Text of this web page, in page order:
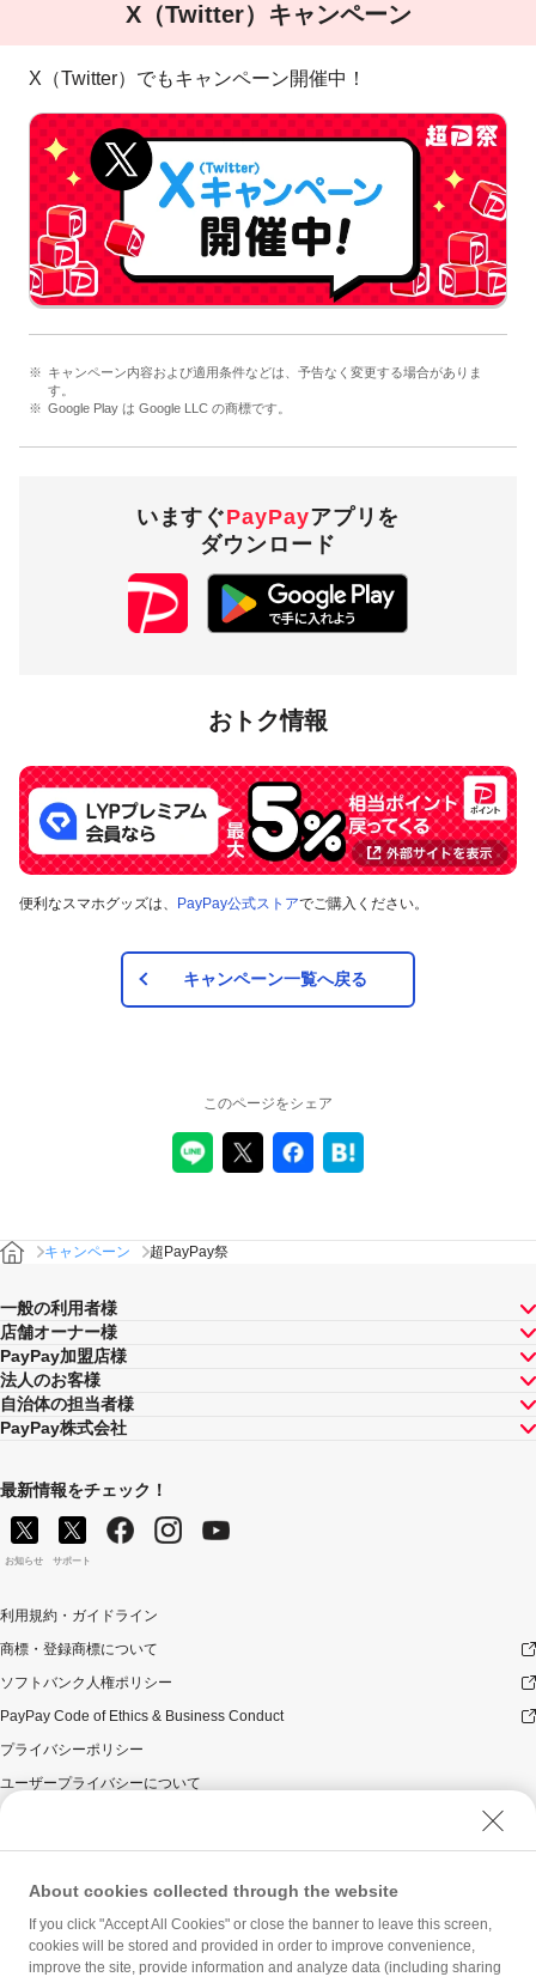
X（Twitter）キャンペーン
X（Twitter）でもキャンペーン開催中！
キャンペーン内容および適用条件などは、予告なく変更する場合がありま
す。
Google Play は Google LLC の商標です。
いますぐPayPayアプリを
ダウンロード
おトク情報
便利なスマホグッズは、 PayPay公式ストアでご購入ください。
キャンペーン一覧へ戻る
このページをシェア
キャンペーン 超PayPay祭
一般の利用者様
店舗オーナー様
PayPay加盟店様
法人のお客様
自治体の担当者様
PayPay株式会社
最新情報をチェック！
お知らせ サポート
利用規約・ガイドライン
商標・登録商標について
ソフトバンク人権ポリシー
PayPay Code of Ethics & Business Conduct
プライバシーポリシー
ユーザープライバシーについて
ウェブサイト利用規約
反社会的勢力に対する方針
勧誘方針
マネロン等基本方針
About cookies collected through the website
If you click "Accept All Cookies" or close the banner to leave this screen,
cookies will be stored and provided in order to improve convenience,
improve the site, provide information and analyze data (including sharing